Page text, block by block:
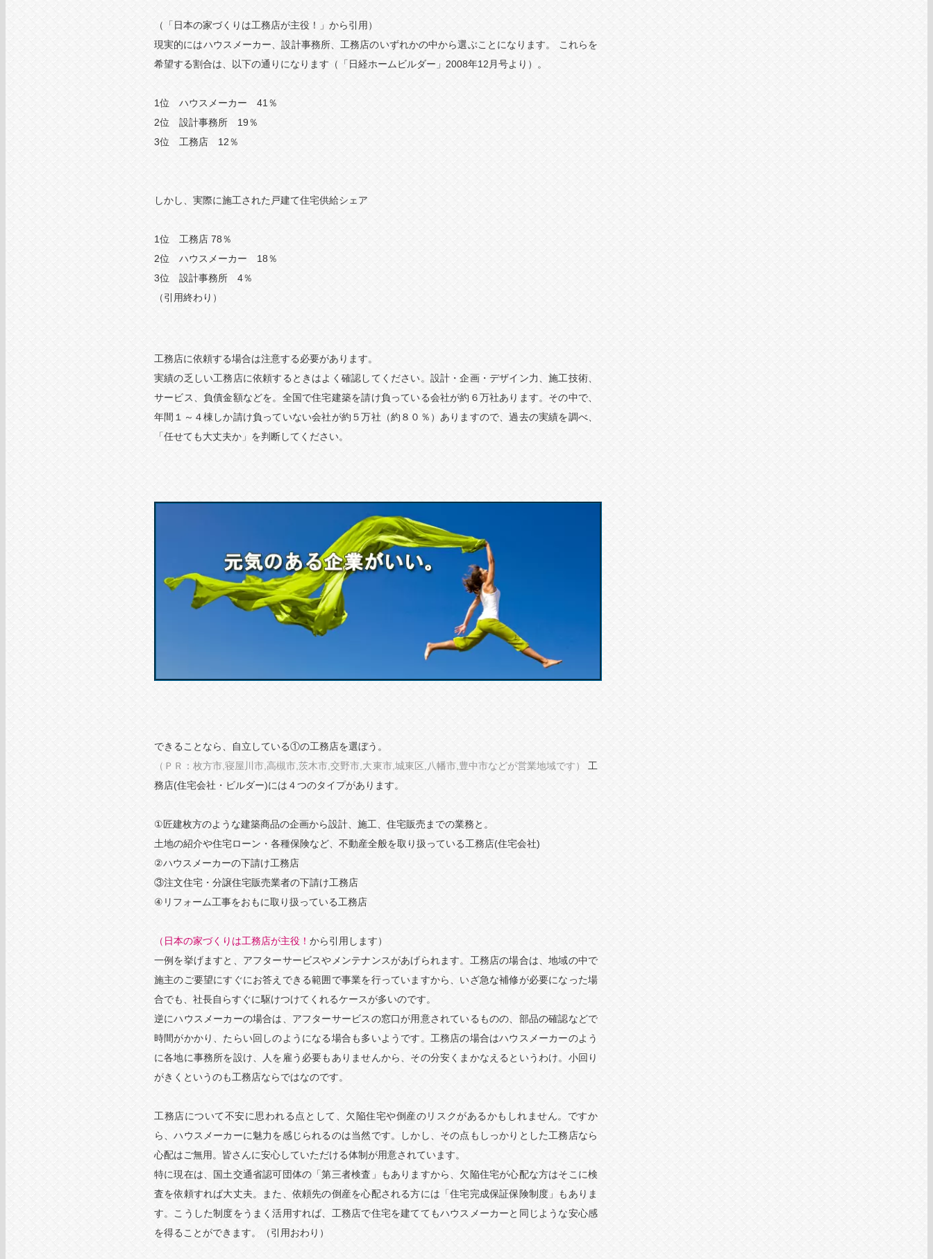
（「日本の家づくりは工務店が主役！」から引用）
現実的にはハウスメーカー、設計事務所、工務店のいずれかの中から選ぶことになります。 これらを
希望する割合は、以下の通りになります（「日経ホームビルダー」2008年12月号より）。
1位 ハウスメーカー 41％
2位 設計事務所 19％
3位 工務店 12％
しかし、実際に施工された戸建て住宅供給シェア
1位 工務店 78％
2位 ハウスメーカー 18％
3位 設計事務所 4％
（引用終わり）
工務店に依頼する場合は注意する必要があります。
実績の乏しい工務店に依頼するときはよく確認してください。設計・企画・デザイン力、施工技術、
サービス、負債金額などを。全国で住宅建築を請け負っている会社が約６万社あります。その中で、
年間１～４棟しか請け負っていない会社が約５万社（約８０％）ありますので、過去の実績を調べ、
「任せても大丈夫か」を判断してください。
できることなら、自立している①の工務店を選ぼう。
（ＰＲ：枚方市,寝屋川市,高槻市,茨木市,交野市,大東市,城東区,八幡市,豊中市などが営業地域です）
工
務店(住宅会社・ビルダー)には４つのタイプがあります。
①匠建枚方のような建築商品の企画から設計、施工、住宅販売までの業務と。
土地の紹介や住宅ローン・各種保険など、不動産全般を取り扱っている工務店(住宅会社)
②ハウスメーカーの下請け工務店
③注文住宅・分譲住宅販売業者の下請け工務店
④リフォーム工事をおもに取り扱っている工務店
（日本の家づくりは工務店が主役！ から引用します）
一例を挙げますと、アフターサービスやメンテナンスがあげられます。工務店の場合は、地域の中で
施主のご要望にすぐにお答えできる範囲で事業を行っていますから、いざ急な補修が必要になった場
合でも、社長自らすぐに駆けつけてくれるケースが多いのです。
逆にハウスメーカーの場合は、アフターサービスの窓口が用意されているものの、部品の確認などで
時間がかかり、たらい回しのようになる場合も多いようです。工務店の場合はハウスメーカーのよう
に各地に事務所を設け、人を雇う必要もありませんから、その分安くまかなえるというわけ。小回り
がきくというのも工務店ならではなのです。
工務店について不安に思われる点として、欠陥住宅や倒産のリスクがあるかもしれません。ですか
ら、ハウスメーカーに魅力を感じられるのは当然です。しかし、その点もしっかりとした工務店なら
心配はご無用。皆さんに安心していただける体制が用意されています。
特に現在は、国土交通省認可団体の「第三者検査」もありますから、欠陥住宅が心配な方はそこに検
査を依頼すれば大丈夫。また、依頼先の倒産を心配される方には「住宅完成保証保険制度」もありま
す。こうした制度をうまく活用すれば、工務店で住宅を建ててもハウスメーカーと同じような安心感
を得ることができます。（引用おわり）